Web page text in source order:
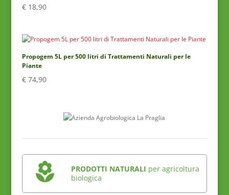
€18,90
Propogem 5L per 500 litri di Trattamenti Naturali per le
Piante
€74,90
PRODOTTI NATURALI per agricoltura
biologica